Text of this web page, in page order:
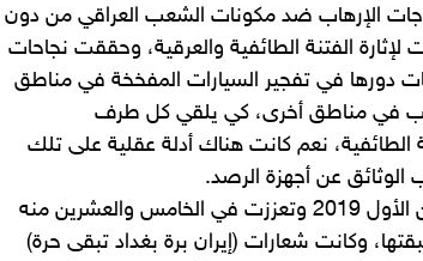
الإرهاب ضد مكونات الشعب العراقي من دون
لإثارة الفتنة الطائفية والعرقية، وحققت نجاحات
دورها في تفجير السيارات المفخخة في مناطق
في مناطق أخرى، كي يلقي كل طرف
الطائفية، نعم كانت هناك أدلة عقلية على تلك
عن أجهزة الرصد.
ثم جاءت المفاجأة الكبيرة أي انتفاضة تشرين الأول 2019 وتعززت في الخامس والعشرين منه
وكانت شعارات (إيران برة بغداد تبقى حرة)